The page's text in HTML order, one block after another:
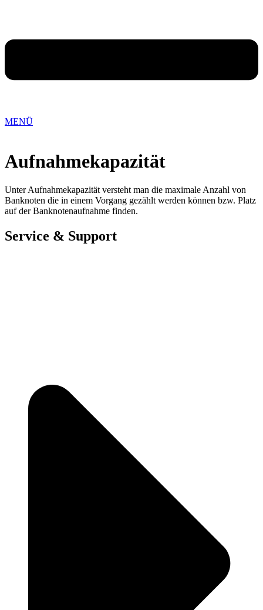
MENÜ
Aufnahmekapazität
Unter Aufnahmekapazität versteht man die maximale Anzahl von
Banknoten die in einem Vorgang gezählt werden können bzw. Platz
auf der Banknotenaufnahme finden.
Service & Support